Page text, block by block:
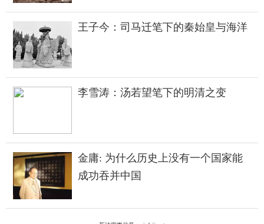
王子今：司马迁笔下的秦始皇与海洋
李雪涛：汤若望笔下的明清之变
金庸: 为什么历史上没有一个国家能
成功吞并中国